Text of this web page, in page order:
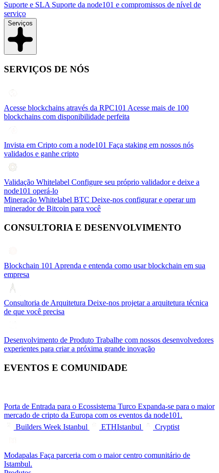
Suporte e SLA Suporte da node101 e compromissos de nível de
serviço
Serviços
SERVIÇOS DE NÓS
Acesse blockchains através da RPC101 Acesse mais de 100
blockchains com disponibilidade perfeita
Invista em Cripto com a node101 Faça staking em nossos nós
validados e ganhe cripto
Validação Whitelabel Configure seu próprio validador e deixe a
node101 operá-lo
Mineração Whitelabel BTC Deixe-nos configurar e operar um
minerador de Bitcoin para você
CONSULTORIA E DESENVOLVIMENTO
Blockchain 101 Aprenda e entenda como usar blockchain em sua
empresa
Consultoria de Arquitetura Deixe-nos projetar a arquitetura técnica
de que você precisa
Desenvolvimento de Produto Trabalhe com nossos desenvolvedores
experientes para criar a próxima grande inovação
EVENTOS E COMUNIDADE
Porta de Entrada para o Ecossistema Turco Expanda-se para o maior
mercado de cripto da Europa com os eventos da node101.
Builders Week Istanbul
ETHIstanbul Cryptist
Modapalas Faça parceria com o maior centro comunitário de
Istambul.